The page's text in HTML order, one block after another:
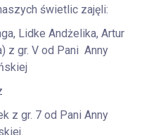
świetlic zajęli:
Lidke Andżelika, Artur
z gr. V od Pani Anny
z gr. 7 od Pani Anny